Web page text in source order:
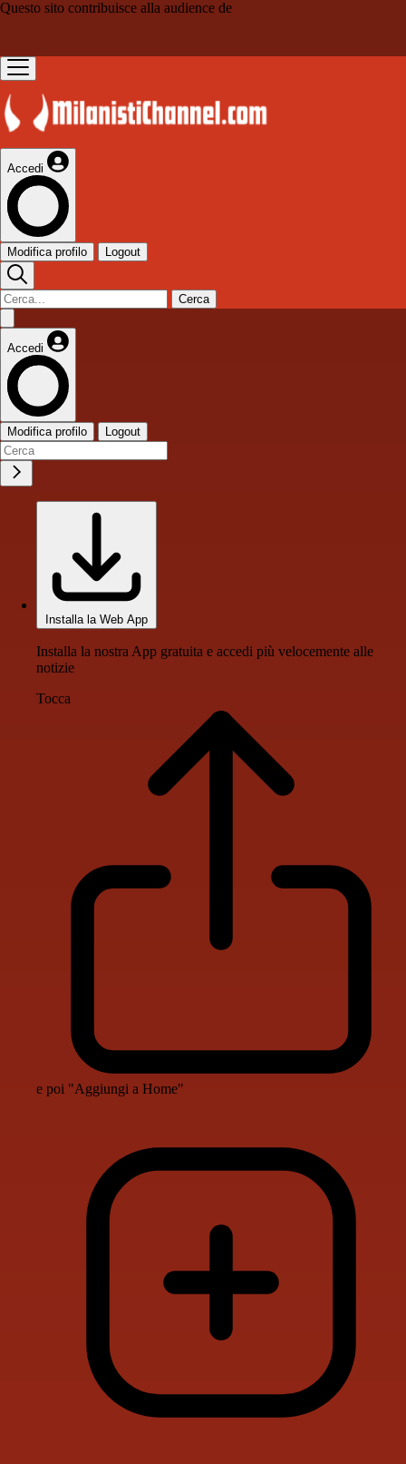
Questo sito contribuisce alla audience de
Accedi
Modifica profilo Logout
Cerca
Accedi
Modifica profilo Logout
Installa la Web App
Installa la nostra App gratuita e accedi più velocemente alle
notizie
Tocca
e poi "Aggiungi a Home"